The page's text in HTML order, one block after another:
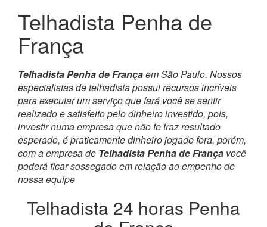
Telhadista Penha de
França
Telhadista Penha de Françaem São Paulo. Nossos
especialistas de telhadista possui recursos incríveis
para executar um serviço que fará você se sentir
realizado e satisfeito pelo dinheiro investido, pois,
investir numa empresa que não te traz resultado
esperado, é praticamente dinheiro jogado fora, porém,
com a empresa de Telhadista Penha de França você
poderá ficar sossegado em relação ao empenho de
nossa equipe
Telhadista 24 horas Penha